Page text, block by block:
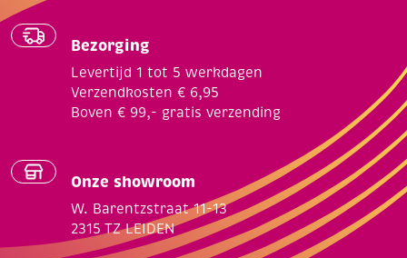
Bezorging
Levertijd 1 tot 5 werkdagen
Verzendkosten € 6,95
Boven € 99,- gratis verzending
Onze showroom
W. Barentzstraat 11-13
2315 TZ LEIDEN